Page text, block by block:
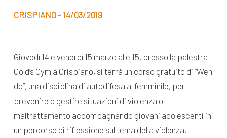
CRISPIANO - 14/03/2019
Giovedì 14 e venerdì 15 marzo alle 15, presso la palestra
Gold’s Gym a Crispiano, si terrà un corso gratuito di “Wen
do”, una disciplina di autodifesa al femminile, per
prevenire o gestire situazioni di violenza o
maltrattamento accompagnando giovani adolescenti in
un percorso di riflessione sul tema della violenza.
News
Seguici sui social: